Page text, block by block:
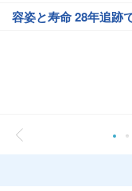
容姿と寿命 28年追跡